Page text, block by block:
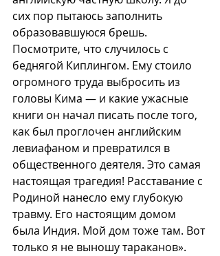
сих пор пытаюсь заполнить
образовавшуюся брешь.
Посмотрите, что случилось с
беднягой Киплингом. Ему стоило
огромного труда выбросить из
головы Кима — и какие ужасные
книги он начал писать после того,
как был проглочен английским
левиафаном и превратился в
общественного деятеля. Это самая
настоящая трагедия! Расставание с
Родиной нанесло ему глубокую
травму. Его настоящим домом
была Индия. Мой дом тоже там. Вот
только я не выношу тараканов».